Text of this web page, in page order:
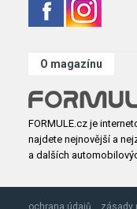
O magazínu
FORMULE.cz je
najdete nejnovější a
a dalších
ochrana údajů zásady